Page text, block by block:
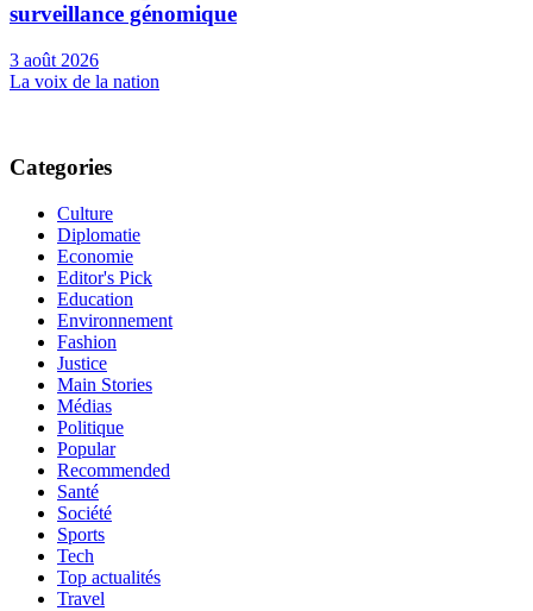
surveillance génomique
3 août 2026
La voix de la nation
Categories
Culture
Diplomatie
Economie
Editor's Pick
Education
Environnement
Fashion
Justice
Main Stories
Médias
Politique
Popular
Recommended
Santé
Société
Sports
Tech
Top actualités
Travel